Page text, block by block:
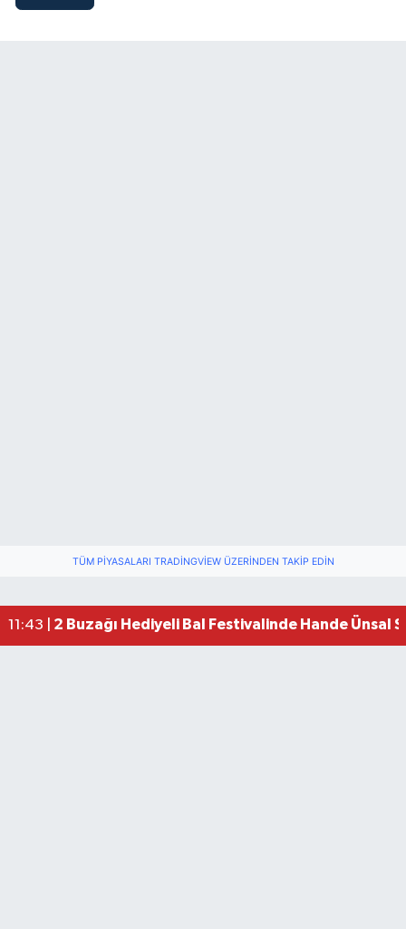
TÜM PIYASALARI TRADINGVIEW ÜZERINDEN TAKIP EDIN
11:43 | 2 Buzağı Hediyeli Bal Festivalinde Hande Ünsal